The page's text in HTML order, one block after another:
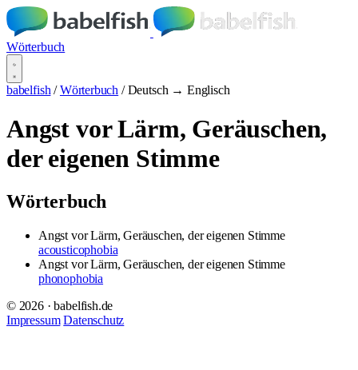
Wörterbuch
babelfish / Wörterbuch / Deutsch → Englisch
Angst vor Lärm, Geräuschen,
der eigenen Stimme
Wörterbuch
Angst vor Lärm, Geräuschen, der eigenen Stimme
acousticophobia
Angst vor Lärm, Geräuschen, der eigenen Stimme
phonophobia
© 2026 · babelfish.de
Impressum Datenschutz